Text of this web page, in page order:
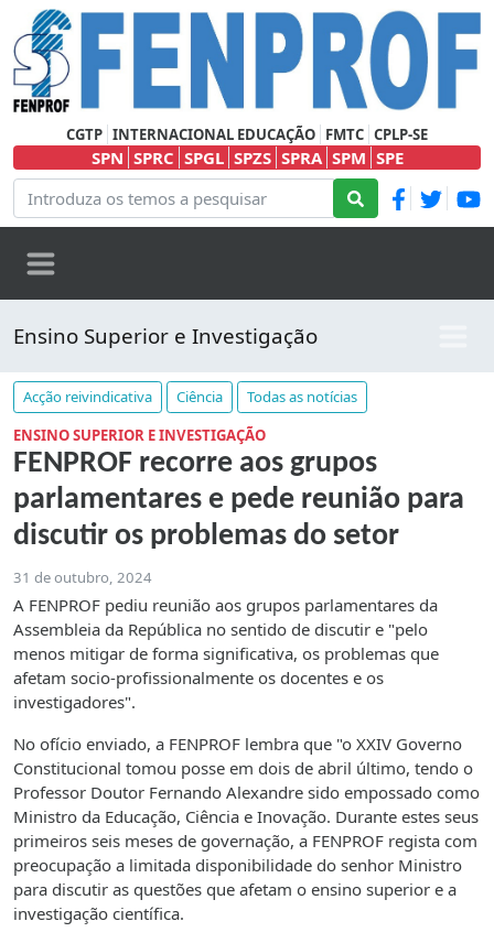
CGTP INTERNACIONAL EDUCAÇÃO FMTC CPLP-SE
SPN SPRC SPGL SPZS SPRA SPM SPE
Ensino Superior e Investigação
Acção reivindicativa Ciência
Todas as notícias
ENSINO SUPERIOR E INVESTIGAÇÃO
FENPROF recorre aos grupos
parlamentares e pede reunião para
discutir os problemas do setor
31 de outubro, 2024
A FENPROF pediu reunião aos grupos parlamentares da
Assembleia da República no sentido de discutir e "pelo
menos mitigar de forma significativa, os problemas que
afetam socio-profissionalmente os docentes e os
investigadores".
No ofício enviado, a FENPROF lembra que "o XXIV Governo
Constitucional tomou posse em dois de abril último, tendo o
Professor Doutor Fernando Alexandre sido empossado como
Ministro da Educação, Ciência e Inovação. Durante estes seus
primeiros seis meses de governação, a FENPROF regista com
preocupação a limitada disponibilidade do senhor Ministro
para discutir as questões que afetam o ensino superior e a
investigação científica.